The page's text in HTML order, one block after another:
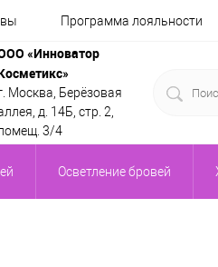
Программа лояльности
«Инноватор
Москва, Берёзовая
д. 14Б, стр. 2,
3/4
Осветление бровей